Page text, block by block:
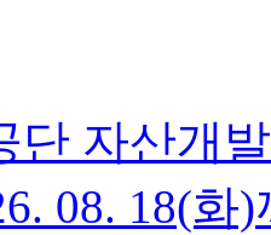
단 자산개
08. 18(화